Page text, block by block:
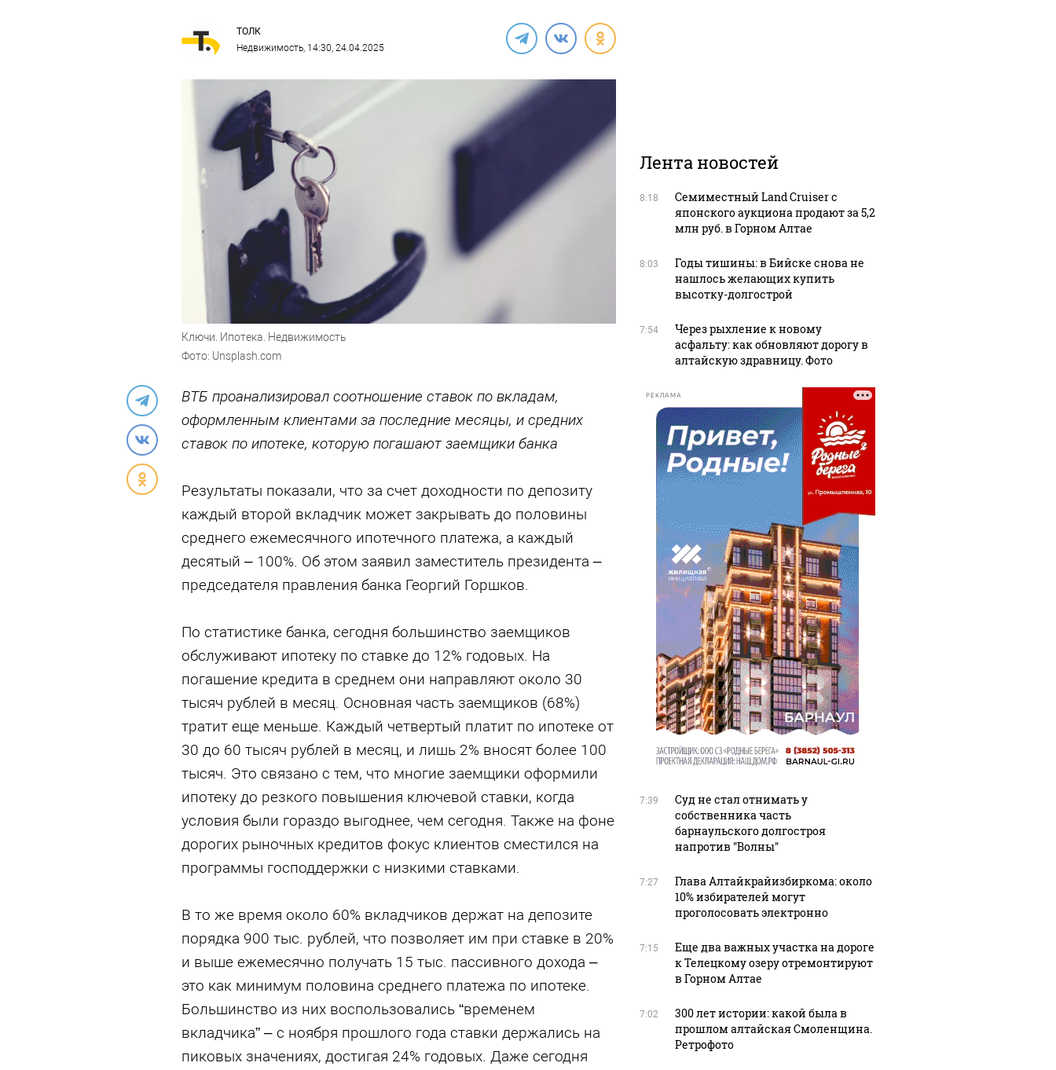
ТОЛК
Недвижимость, 14:30, 24.04.2025
Ключи. Ипотека. Недвижимость
Фото: Unsplash.com
ВТБ проанализировал соотношение ставок по вкладам,
оформленным клиентами за последние месяцы, и средних
ставок по ипотеке, которую погашают заемщики банка
Результаты показали, что за счет доходности по депозиту
каждый второй вкладчик может закрывать до половины
среднего ежемесячного ипотечного платежа, а каждый
десятый – 100%. Об этом заявил заместитель президента –
председателя правления банка Георгий Горшков.
По статистике банка, сегодня большинство заемщиков
обслуживают ипотеку по ставке до 12% годовых. На
погашение кредита в среднем они направляют около 30
тысяч рублей в месяц. Основная часть заемщиков (68%)
тратит еще меньше. Каждый четвертый платит по ипотеке от
30 до 60 тысяч рублей в месяц, и лишь 2% вносят более 100
тысяч. Это связано с тем, что многие заемщики оформили
ипотеку до резкого повышения ключевой ставки, когда
условия были гораздо выгоднее, чем сегодня. Также на фоне
дорогих рыночных кредитов фокус клиентов сместился на
программы господдержки с низкими ставками.
В то же время около 60% вкладчиков держат на депозите
порядка 900 тыс. рублей, что позволяет им при ставке в 20%
и выше ежемесячно получать 15 тыс. пассивного дохода –
это как минимум половина среднего платежа по ипотеке.
Большинство из них воспользовались “временем
вкладчика” – с ноября прошлого года ставки держались на
пиковых значениях, достигая 24% годовых. Даже сегодня
Лента новостей
8:18
Семиместный Land Cruiser с
японского аукциона продают за 5,2
млн руб. в Горном Алтае
8:03
Годы тишины: в Бийске снова не
нашлось желающих купить
высотку-долгострой
7:54
Через рыхление к новому
асфальту: как обновляют дорогу в
алтайскую здравницу. Фото
РЕКЛАМА
7:39
Суд не стал отнимать у
собственника часть
барнаульского долгостроя
напротив "Волны"
7:27
Глава Алтайкрайизбиркома: около
10% избирателей могут
проголосовать электронно
7:15
Еще два важных участка на дороге
к Телецкому озеру отремонтируют
в Горном Алтае
7:02
300 лет истории: какой была в
прошлом алтайская Смоленщина.
Ретрофото